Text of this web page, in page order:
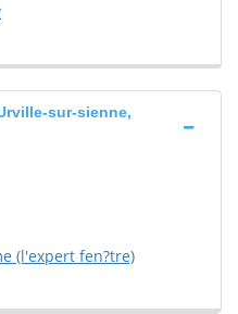
sur-sienne,
(l'expert fen?tre)